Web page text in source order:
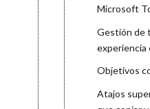
Microsoft
Gestión de
experiencia
Objetivos
Atajos